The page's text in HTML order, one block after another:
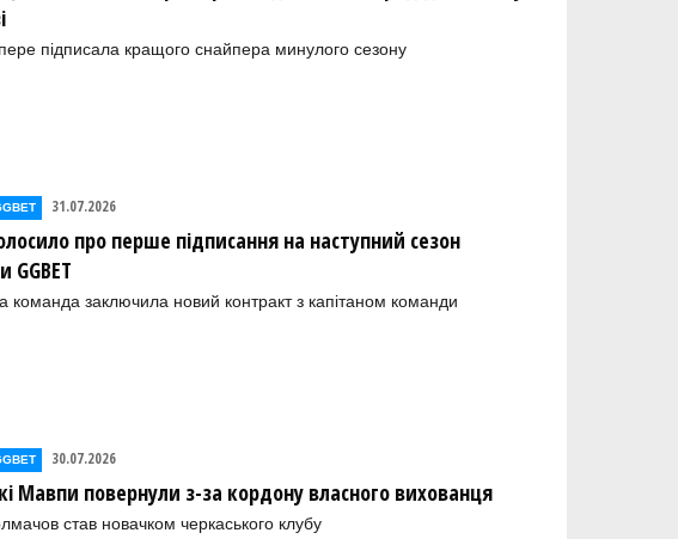
підписала кращого снайпера минулого сезону
31.07.2026
про перше підписання на наступний сезон
GGBET
команда заключила новий контракт з капітаном команди
30.07.2026
Мавпи повернули з-за кордону власного вихованця
став новачком черкаського клубу